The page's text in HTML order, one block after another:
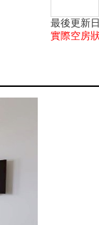
最後更新
實際空房